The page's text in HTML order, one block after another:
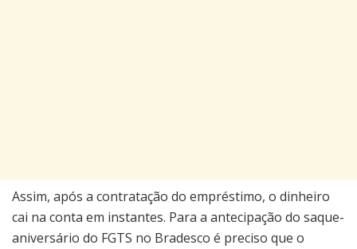
Assim, após a contratação do empréstimo, o dinheiro
cai na conta em instantes. Para a antecipação do saque-
aniversário do FGTS no Bradesco é preciso que o